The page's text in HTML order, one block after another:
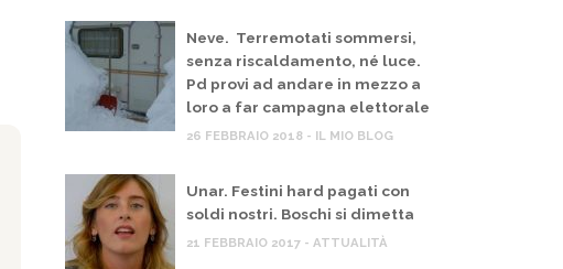
Neve. Terremotati sommersi,
senza riscaldamento, né luce.
Pd provi ad andare in mezzo a
loro a far campagna elettorale
26 FEBBRAIO 2018 - IL MIO BLOG
Unar. Festini hard pagati con
soldi nostri. Boschi si dimetta
21 FEBBRAIO 2017 - ATTUALITÀ